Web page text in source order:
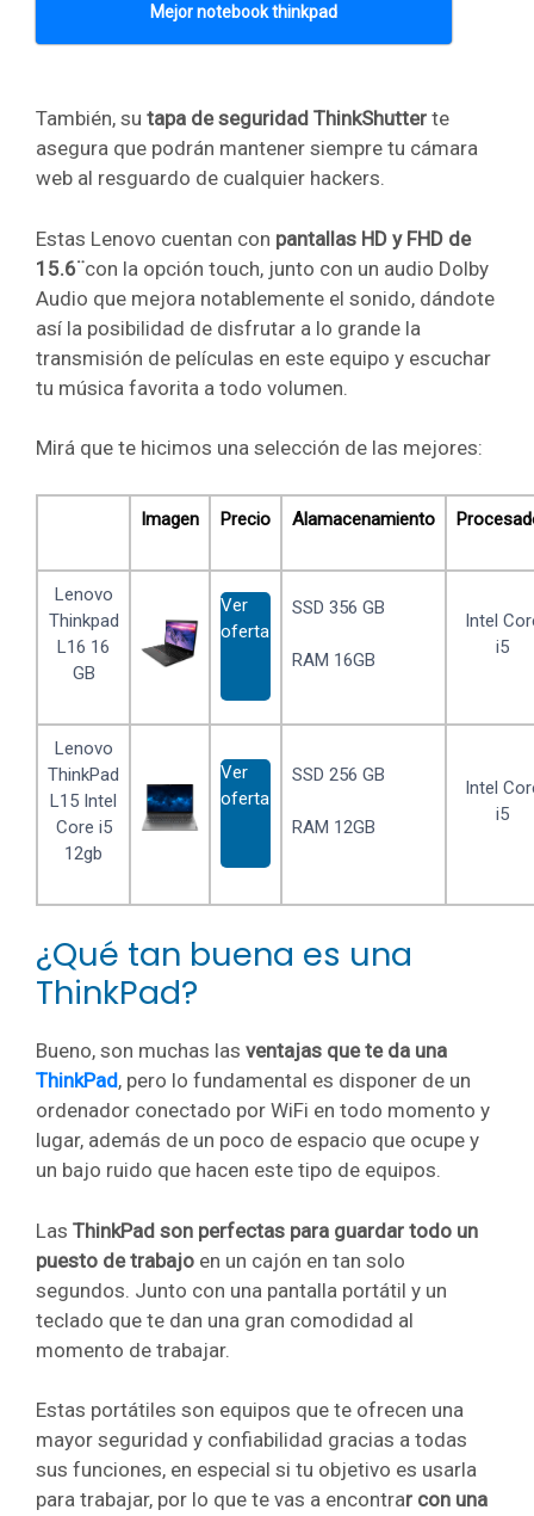
Mejor notebook thinkpad
También, su tapa de seguridad ThinkShutter te
asegura que podrán mantener siempre tu cámara
web al resguardo de cualquier hackers.
Estas Lenovo cuentan con pantallas HD y FHD de
15.6¨con la opción touch, junto con un audio Dolby
Audio que mejora notablemente el sonido, dándote
así la posibilidad de disfrutar a lo grande la
transmisión de películas en este equipo y escuchar
tu música favorita a todo volumen.
Mirá que te hicimos una selección de las mejores:
Imagen Precio Alamacenamiento
Lenovo
Thinkpad
L16 16
GB
Ver
oferta
SSD 356 GB
RAM 16GB
Intel
i5
Lenovo
ThinkPad
L15 Intel
Core i5
12gb
Ver
oferta
SSD 256 GB
RAM 12GB
Intel
i5
¿Qué tan buena es una
ThinkPad?
Bueno, son muchas las ventajas que te da una
ThinkPad, pero lo fundamental es disponer de un
ordenador conectado por WiFi en todo momento y
lugar, además de un poco de espacio que ocupe y
un bajo ruido que hacen este tipo de equipos.
Las ThinkPad son perfectas para guardar todo un
puesto de trabajo en un cajón en tan solo
segundos. Junto con una pantalla portátil y un
teclado que te dan una gran comodidad al
momento de trabajar.
Estas portátiles son equipos que te ofrecen una
mayor seguridad y confiabilidad gracias a todas
sus funciones, en especial si tu objetivo es usarla
para trabajar, por lo que te vas a encontrar con una